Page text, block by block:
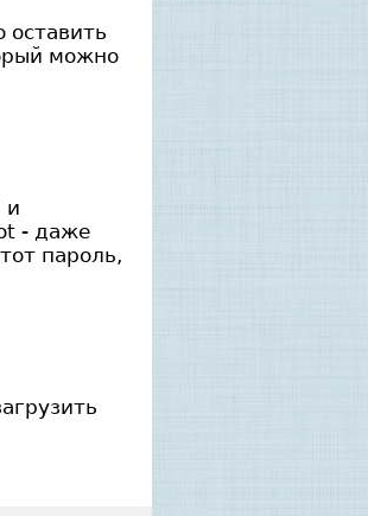
можно
и
- даже
пароль,